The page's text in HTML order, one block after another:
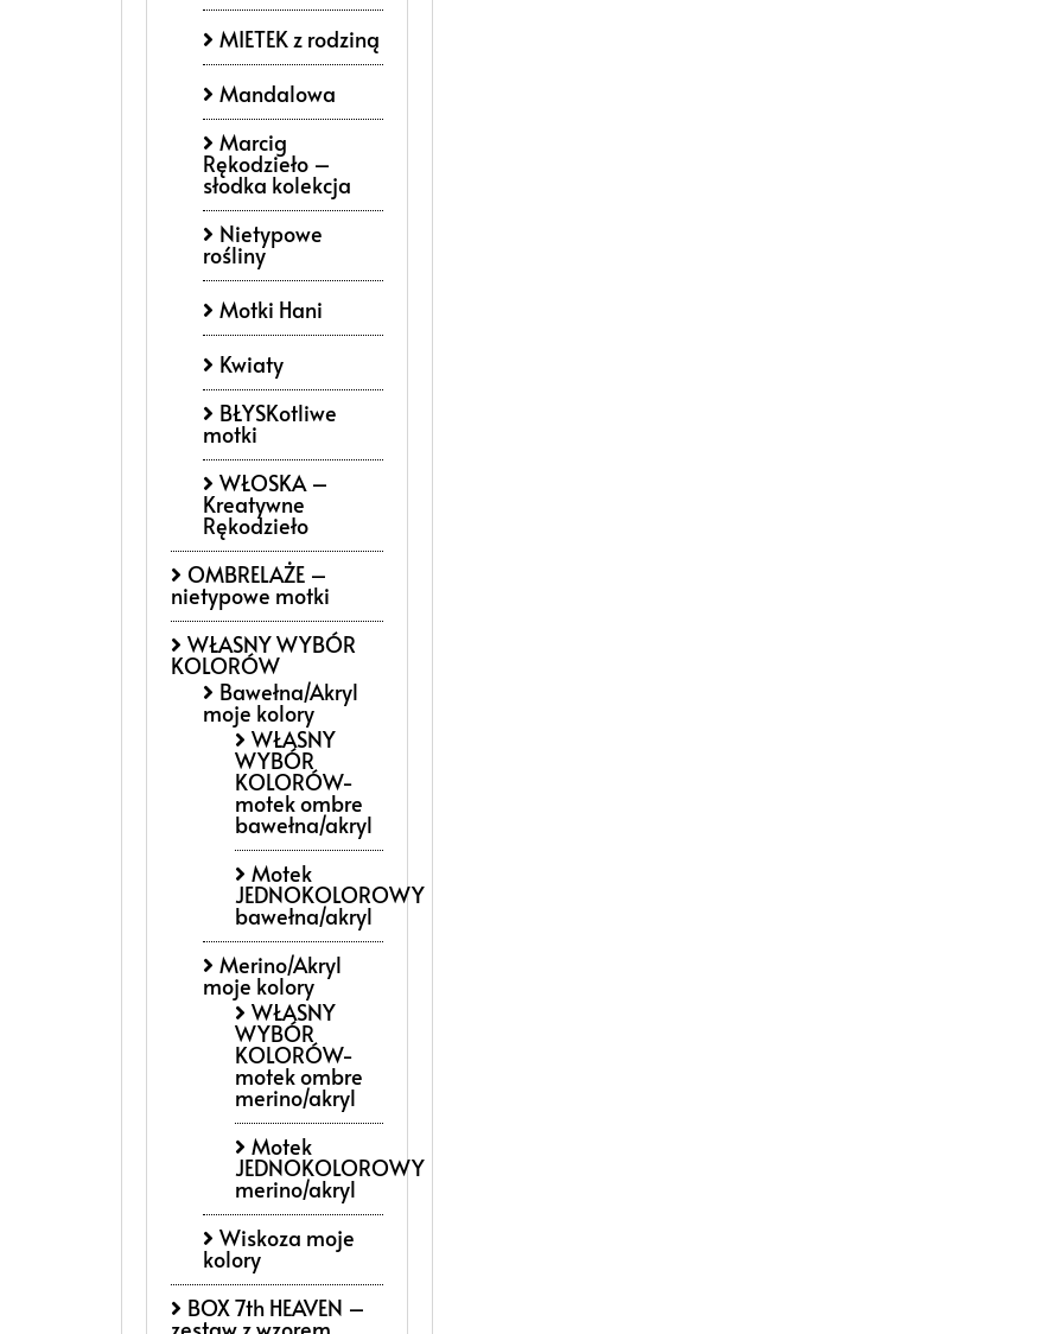
MIETEK z rodziną
Mandalowa
Marcig
Rękodzieło –
słodka kolekcja
Nietypowe
rośliny
Motki Hani
Kwiaty
BŁYSKotliwe
motki
WŁOSKA –
Kreatywne
Rękodzieło
OMBRELAŻE –
nietypowe motki
WŁASNY WYBÓR
KOLORÓW
Bawełna/Akryl
moje kolory
WŁASNY
WYBÓR
KOLORÓW-
motek ombre
bawełna/akryl
Motek
JEDNOKOLOROWY
bawełna/akryl
Merino/Akryl
moje kolory
WŁASNY
WYBÓR
KOLORÓW-
motek ombre
merino/akryl
Motek
JEDNOKOLOROWY
merino/akryl
Wiskoza moje
kolory
BOX 7th HEAVEN –